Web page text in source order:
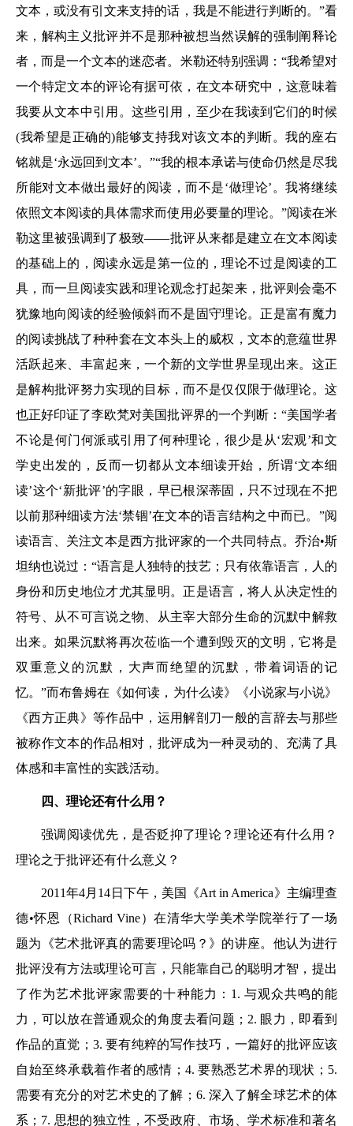
文本，或没有引文来支持的话，我是不能进行判断的。”看
来，解构主义批评并不是那种被想当然误解的强制阐释论
者，而是一个文本的迷恋者。米勒还特别强调：“我希望对
一个特定文本的评论有据可依，在文本研究中，这意味着
我要从文本中引用。这些引用，至少在我读到它们的时候
(我希望是正确的)能够支持我对该文本的判断。我的座右
铭就是‘永远回到文本’。”“我的根本承诺与使命仍然是尽我
所能对文本做出最好的阅读，而不是‘做理论’。我将继续
依照文本阅读的具体需求而使用必要量的理论。”阅读在米
勒这里被强调到了极致——批评从来都是建立在文本阅读
的基础上的，阅读永远是第一位的，理论不过是阅读的工
具，而一旦阅读实践和理论观念打起架来，批评则会毫不
犹豫地向阅读的经验倾斜而不是固守理论。正是富有魔力
的阅读挑战了种种套在文本头上的威权，文本的意蕴世界
活跃起来、丰富起来，一个新的文学世界呈现出来。这正
是解构批评努力实现的目标，而不是仅仅限于做理论。这
也正好印证了李欧梵对美国批评界的一个判断：“美国学者
不论是何门何派或引用了何种理论，很少是从‘宏观’和文
学史出发的，反而一切都从文本细读开始，所谓‘文本细
读’这个‘新批评’的字眼，早已根深蒂固，只不过现在不把
以前那种细读方法‘禁锢’在文本的语言结构之中而已。”阅
读语言、关注文本是西方批评家的一个共同特点。乔治•斯
坦纳也说过：“语言是人独特的技艺；只有依靠语言，人的
身份和历史地位才尤其显明。正是语言，将人从决定性的
符号、从不可言说之物、从主宰大部分生命的沉默中解救
出来。如果沉默将再次莅临一个遭到毁灭的文明，它将是
双重意义的沉默，大声而绝望的沉默，带着词语的记
忆。”而布鲁姆在《如何读，为什么读》《小说家与小说》
《西方正典》等作品中，运用解剖刀一般的言辞去与那些
被称作文本的作品相对，批评成为一种灵动的、充满了具
体感和丰富性的实践活动。
四、理论还有什么用？
强调阅读优先，是否贬抑了理论？理论还有什么用？
理论之于批评还有什么意义？
2011年4月14日下午，美国《Art in America》主编理查
德•怀恩（Richard Vine）在清华大学美术学院举行了一场
题为《艺术批评真的需要理论吗？》的讲座。他认为进行
批评没有方法或理论可言，只能靠自己的聪明才智，提出
了作为艺术批评家需要的十种能力：1. 与观众共鸣的能
力，可以放在普通观众的角度去看问题；2. 眼力，即看到
作品的直觉；3. 要有纯粹的写作技巧，一篇好的批评应该
自始至终承载着作者的感情；4. 要熟悉艺术界的现状；5.
需要有充分的对艺术史的了解；6. 深入了解全球艺术的体
系；7. 思想的独立性，不受政府、市场、学术标准和著名